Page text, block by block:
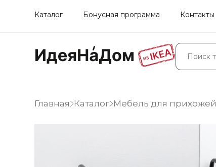
Каталог Бонусная программа Контакты
Главная Каталог Мебель для прихожей